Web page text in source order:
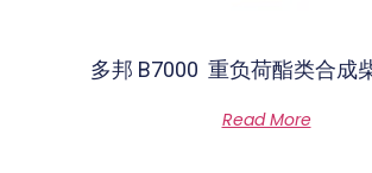
多邦 B7000 重负荷酯类合成
0
out
of
Read More